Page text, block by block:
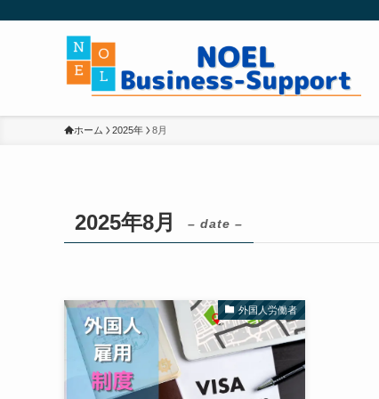
ホーム 2025年 8月
2025年8月 – date –
外国人労働者